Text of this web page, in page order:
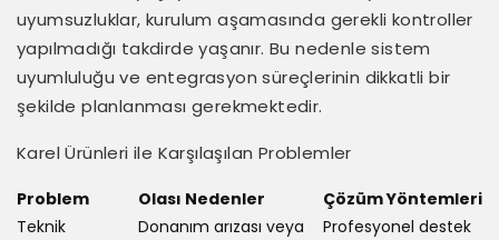
uyumsuzluklar, kurulum aşamasında gerekli kontroller
yapılmadığı takdirde yaşanır. Bu nedenle sistem
uyumluluğu ve entegrasyon süreçlerinin dikkatli bir
şekilde planlanması gerekmektedir.
Karel Ürünleri ile Karşılaşılan Problemler
Problem Olası Nedenler
Çözüm Yöntemleri
Teknik
Donanım arızası veya
Profesyonel destek